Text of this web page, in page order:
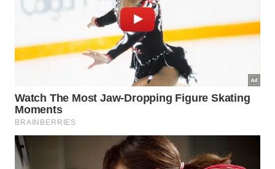
Maionese de batata e cenoura
Essa é aquela base que dá vida para as saladas de
batata no domingo e fica ótima pra servir junto com
espetinhos ou outros preparos de churrasqueira.
Ingredientes